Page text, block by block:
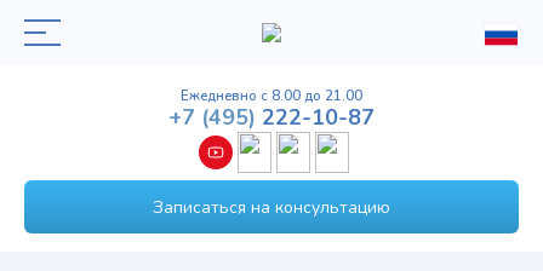
Ежедневно с 8.00 до 21.00
Записаться на консультацию
+7 (495) 222-10-87